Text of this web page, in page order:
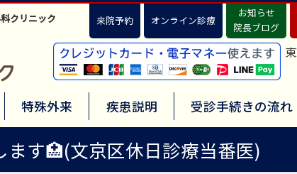
クリニック 来院予約 オンライン診療
お知らせ
院長ブログ
特殊外来 疾患説明 受診手続きの流れ
す🏥(文京区休日診療当番医)